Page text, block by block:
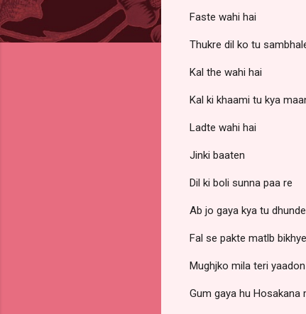
Faste wahi hai
Thukre dil ko tu
Kal the wahi hai
Kal ki khaami tu kya
Ladte wahi hai
Jinki baaten
Dil ki boli sunna paa re
Ab jo gaya kya tu
Fal se pakte matlb
Mughjko mila teri
Gum gaya hu Hosakana